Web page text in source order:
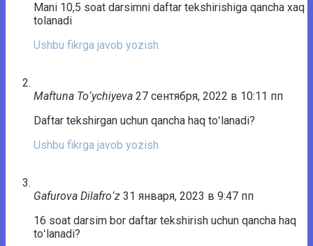
Mani 10,5 soat darsimni daftar tekshirishiga qancha xaq
tolanadi
Ushbu fikrga javob yozish
Maftuna Toʻychiyeva 27 сентября, 2022 в 10:11 пп
Daftar tekshirgan uchun qancha haq toʻlanadi?
Ushbu fikrga javob yozish
Gafurova Dilafroʻz 31 января, 2023 в 9:47 пп
16 soat darsim bor daftar tekshirish uchun qancha haq
toʻlanadi?